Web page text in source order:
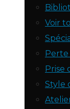
Voir
Perte
Prise
Style